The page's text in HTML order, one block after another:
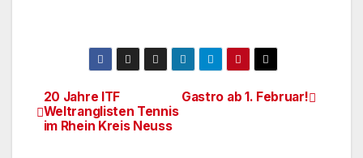
Beitragsnavigation
Gastro ab 1. Februar!
20 Jahre ITF
Weltranglisten Tennis
im Rhein Kreis Neuss